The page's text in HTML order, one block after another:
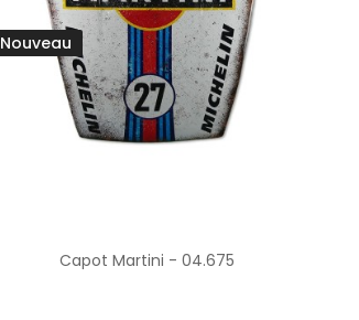
Nouveau
Capot Martini - 04.675